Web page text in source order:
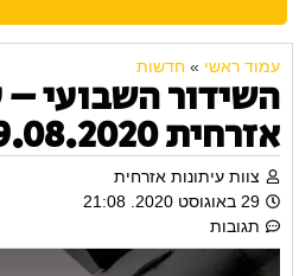
עמוד ראשי » חדשות
השידור השבועי –
אזרחית 29.08.2020
צוות עיתונות אזרחית
29 באוגוסט 2020. 21:08
תגובות